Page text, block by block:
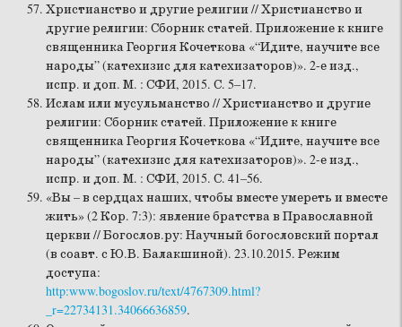
Христианство и другие религии // Христианство и
другие религии: Сборник статей. Приложение к книге
священника Георгия Кочеткова «“Идите, научите все
народы” (катехизис для катехизаторов)». 2-е изд.,
испр. и доп. М. : СФИ, 2015. С. 5–17.
Ислам или мусульманство // Христианство и другие
религии: Сборник статей. Приложение к книге
священника Георгия Кочеткова «“Идите, научите все
народы” (катехизис для катехизаторов)». 2-е изд.,
испр. и доп. М. : СФИ, 2015. С. 41–56.
«Вы – в сердцах наших, чтобы вместе умереть и вместе
жить» (2 Кор. 7:3): явление братства в Православной
церкви // Богослов.ру: Научный богословский портал
(в соавт. с Ю.В. Балакшиной). 23.10.2015. Режим
доступа:
http:www.bogoslov.ru/text/4767309.html?
_r=22734131.34066636859.